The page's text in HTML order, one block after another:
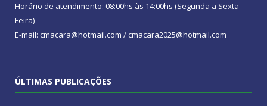
Horário de atendimento: 08:00hs às 14:00hs (Segunda a Sexta
Feira)
E-mail: cmacara@hotmail.com / cmacara2025@hotmail.com
ÚLTIMAS PUBLICAÇÕES